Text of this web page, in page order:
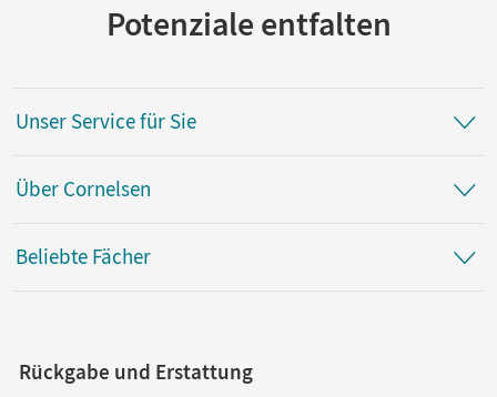
Potenziale entfalten
Unser Service für Sie
Über Cornelsen
Beliebte Fächer
Rückgabe und Erstattung